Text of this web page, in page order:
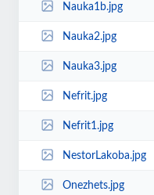
Nauka1b.jpg
Nauka2.jpg
Nauka3.jpg
Nefrit.jpg
Nefrit1.jpg
NestorLakoba.jpg
Onezhets.jpg